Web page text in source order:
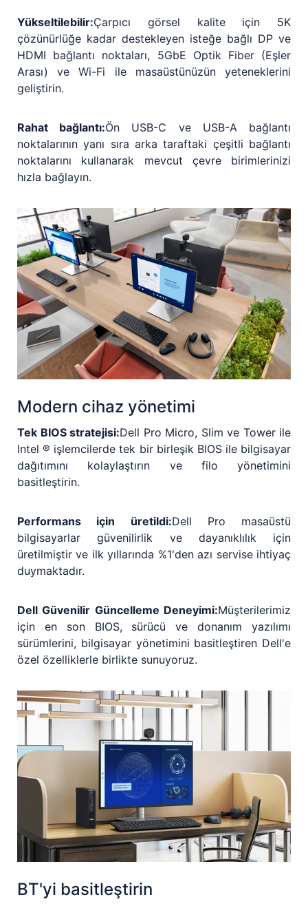
Yükseltilebilir:Çarpıcı görsel kalite için 5K
çözünürlüğe kadar destekleyen isteğe bağlı DP ve
HDMI bağlantı noktaları, 5GbE Optik Fiber (Eşler
Arası) ve Wi-Fi ile masaüstünüzün yeteneklerini
geliştirin.
Rahat bağlantı:Ön USB-C ve USB-A bağlantı
noktalarının yanı sıra arka taraftaki çeşitli bağlantı
noktalarını kullanarak mevcut çevre birimlerinizi
hızla bağlayın.
Modern cihaz yönetimi
Tek BIOS stratejisi:Dell Pro Micro, Slim ve Tower ile
Intel ® işlemcilerde tek bir birleşik BIOS ile bilgisayar
dağıtımını kolaylaştırın ve filo yönetimini
basitleştirin.
Performans için üretildi:Dell Pro masaüstü
bilgisayarlar güvenilirlik ve dayanıklılık için
üretilmiştir ve ilk yıllarında %1'den azı servise ihtiyaç
duymaktadır.
Dell Güvenilir Güncelleme Deneyimi:Müşterilerimiz
için en son BIOS, sürücü ve donanım yazılımı
sürümlerini, bilgisayar yönetimini basitleştiren Dell'e
özel özelliklerle birlikte sunuyoruz.
BT'yi basitleştirin